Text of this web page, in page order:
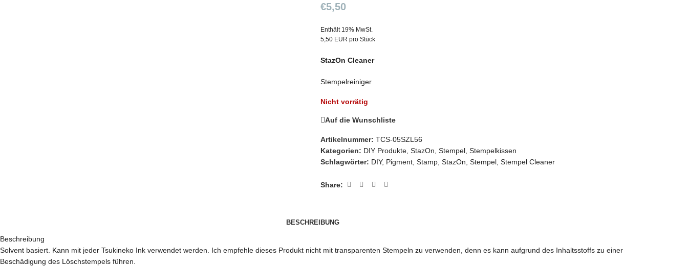
€5,50
Enthält 19% MwSt.
5,50 EUR pro Stück
StazOn Cleaner
Stempelreiniger
Nicht vorrätig
Auf die Wunschliste
Artikelnummer: TCS-05SZL56
Kategorien: DIY Produkte, StazOn Stempel, Stempelkissen
Schlagwörter: DIY, Pigment, Stamp, StazOn Stempel, Stempel Cleaner
Share:
BESCHREIBUNG
Beschreibung
Solvent basiert. Kann mit jeder Tsukineko Ink verwendet werden. Ich empfehle dieses Produkt nicht mit transparenten Stempeln zu verwenden, denn es kann aufgrund des Inhaltsstoffs zu einer
Beschädigung des Löschstempels führen.